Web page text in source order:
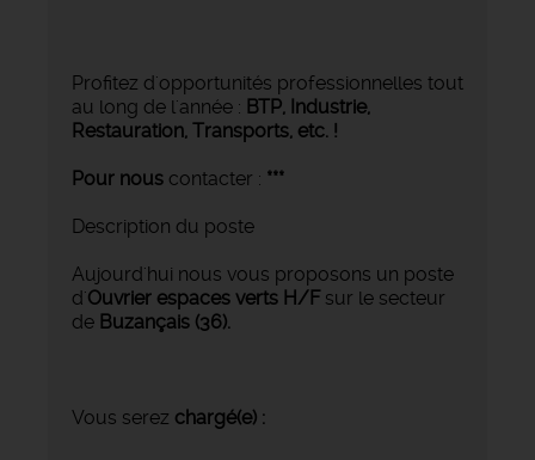
Profitez d'opportunités professionnelles tout
au long de l'année : BTP, Industrie,
Restauration, Transports, etc. !
Pour nous contacter : ***
Description du poste
Aujourd'hui nous vous proposons un poste
d'Ouvrier espaces verts H/Fsur le secteur
de Buzançais (36).
Vous serez chargé(e) :